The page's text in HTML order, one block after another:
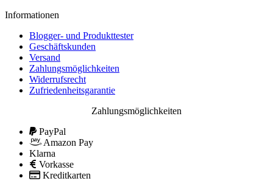
Informationen
Blogger- und Produkttester
Geschäftskunden
Versand
Zahlungsmöglichkeiten
Widerrufsrecht
Zufriedenheitsgarantie
Zahlungsmöglichkeiten
PayPal
Amazon Pay
Klarna
Vorkasse
Kreditkarten